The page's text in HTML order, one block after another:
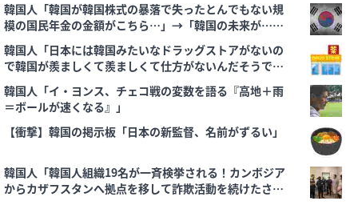
韓国人「韓国が韓国株式の暴落で失ったとんでもない規
模の国民年金の金額がこちら…」→「韓国の未来が…
（ﾌﾞﾙﾌﾞﾙ」＝韓国の反応
韓国人「日本には韓国みたいなドラッグストアがないの
で韓国が羨ましくて羨ましくて仕方がないんだそうで
す」
韓国人「イ・ヨンス、チェコ戦の変数を語る『高地＋雨
＝ボールが速くなる』」
【衝撃】韓国の掲示板「日本の新監督、名前がずるい」
韓国人「韓国人組織19名が一斉検挙される！カンボジア
からカザフスタンへ拠点を移して詐欺活動を続けたされ